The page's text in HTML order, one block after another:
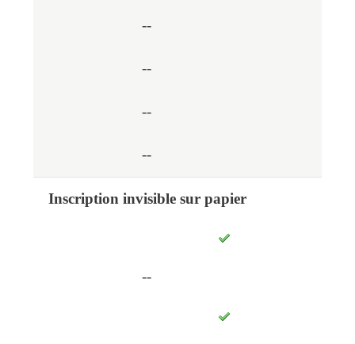
--
--
--
--
Inscription invisible sur papier
--